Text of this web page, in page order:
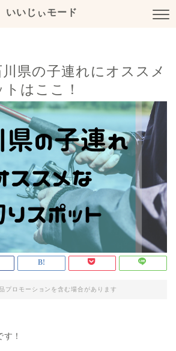
いいじぃモード
川県の子連れにオススメ
はここ！
プロモーションを含む場合があります
！